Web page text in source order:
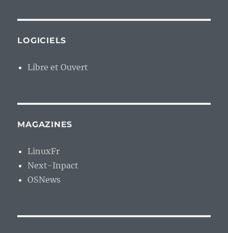
LOGICIELS
Libre et Ouvert
MAGAZINES
LinuxFr
Next-Inpact
OSNews